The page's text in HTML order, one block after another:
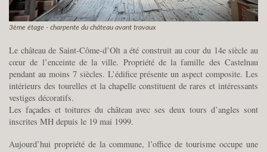
3ème étage - charpente du château avant travaux
Le château de Saint-Côme-d’Olt a été construit au cour du 14e siècle au
cœur de l’enceinte de la ville. Propriété de la famille des Castelnau
pendant au moins 7 siècles. L’édifice présente un aspect composite. Les
intérieurs des tourelles et la chapelle constituent de rares et intéressants
vestiges décoratifs.
Les façades et toitures du château avec ses deux tours d’angles sont
inscrites MH depuis le 19 mai 1999.
Aujourd’hui propriété de la commune, l’office de tourisme occupe une